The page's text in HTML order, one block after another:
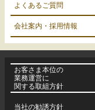
よくあるご質問
会社案内・採用情報
お客さま本位の
業務運営に
関する取組方針
当社の勧誘方針